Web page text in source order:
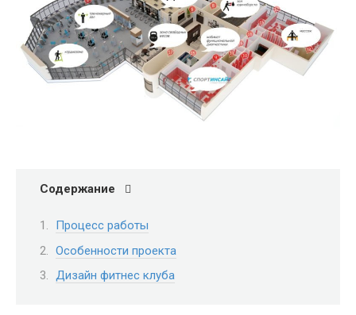
Содержание
Процесс работы
Особенности проекта
Дизайн фитнес клуба